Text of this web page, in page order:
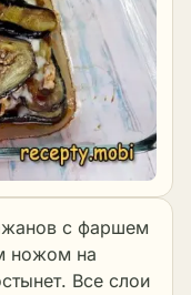
с фаршем
ножом на
Все слои